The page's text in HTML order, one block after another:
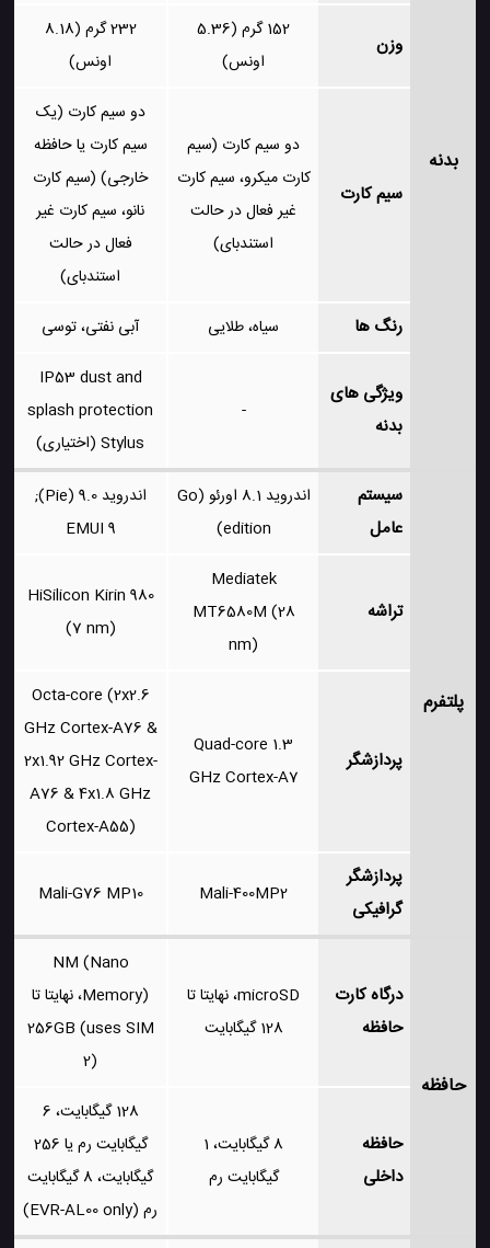
بدنه
وزن
152 گرم (5.36
اونس)
232 گرم (8.18
اونس)
سیم کارت
دو سیم کارت (سیم
کارت میکرو، سیم کارت
غیر فعال در حالت
استندبای)
دو سیم کارت (یک
سیم کارت یا حافظه
خارجی) (سیم کارت
نانو، سیم کارت غیر
فعال در حالت
استندبای)
رنگ ها سیاه، طلایی آبی نفتی، توسی
ویژگی های
بدنه
-
IP53 dust and
splash protection
Stylus (اختیاری)
پلتفرم
سیستم
عامل
اندروید 8.1 اورئو (Go
edition)
اندروید 9.0 (Pie);
EMUI 9
تراشه
Mediatek
MT6580M (28
nm)
HiSilicon Kirin 980
(7 nm)
پردازشگر
Quad-core 1.3
GHz Cortex-A7
Octa-core (2x2.6
GHz Cortex-A76 &
2x1.92 GHz Cortex-
A76 & 4x1.8 GHz
Cortex-A55)
پردازشگر
گرافیکی
Mali-400MP2
Mali-G76 MP10
حافظه
درگاه کارت
حافظه
microSD، نهایتا تا
128 گیگابایت
NM (Nano
Memory)، نهایتا تا
256GB (uses SIM
2)
حافظه
داخلی
8 گیگابایت، 1
گیگابایت رم
128 گیگابایت، 6
گیگابایت رم یا 256
گیگابایت، 8 گیگابایت
رم (EVR-AL00 only)